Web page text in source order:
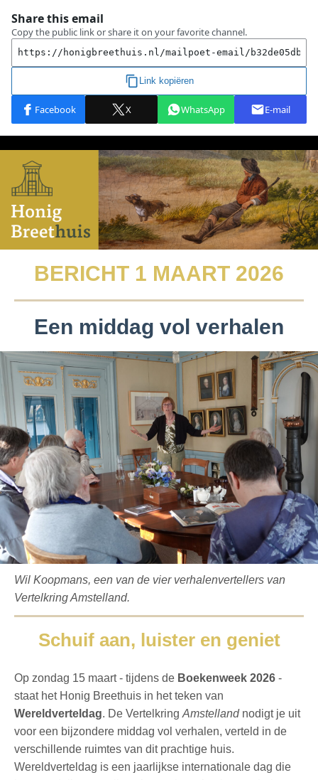
BERICHT 1 MAART 2026
Een middag vol verhalen
Wil Koopmans, een van de vier verhalenvertellers van
Vertelkring Amstelland.
Schuif aan, luister en geniet
Op zondag 15 maart - tijdens de Boekenweek 2026 -
staat het Honig Breethuis in het teken van
Wereldverteldag. De Vertelkring Amstelland nodigt je uit
voor een bijzondere middag vol verhalen, verteld in de
verschillende ruimtes van dit prachtige huis.
Wereldverteldag is een jaarlijkse internationale dag die